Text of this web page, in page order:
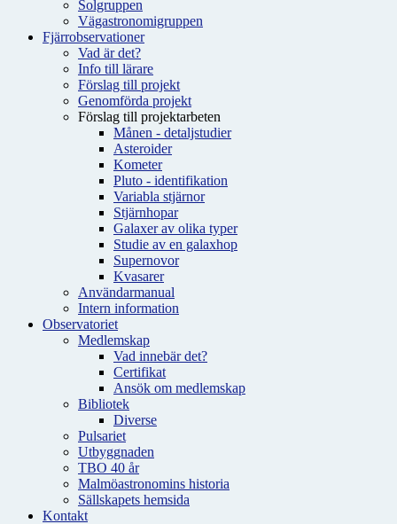
Solgruppen
Vägastronomigruppen
Fjärrobservationer
Vad är det?
Info till lärare
Förslag till projekt
Genomförda projekt
Förslag till projektarbeten
Månen - detaljstudier
Asteroider
Kometer
Pluto - identifikation
Variabla stjärnor
Stjärnhopar
Galaxer av olika typer
Studie av en galaxhop
Supernovor
Kvasarer
Användarmanual
Intern information
Observatoriet
Medlemskap
Vad innebär det?
Certifikat
Ansök om medlemskap
Bibliotek
Diverse
Pulsariet
Utbyggnaden
TBO 40 år
Malmöastronomins historia
Sällskapets hemsida
Kontakt